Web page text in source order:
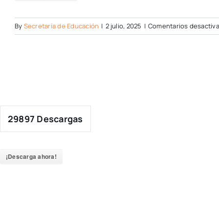
By Secretaría de Educación | 2 julio, 2025 | Comentarios
29897 Descargas
¡Descarga ahora!